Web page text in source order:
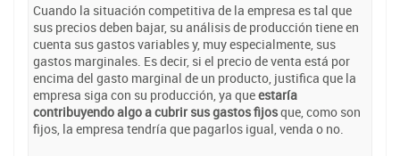
Cuando la situación competitiva de la empresa es tal que
sus precios deben bajar, su análisis de producción tiene en
cuenta sus gastos variables y, muy especialmente, sus
gastos marginales. Es decir, si el precio de venta está por
encima del gasto marginal de un producto, justifica que la
empresa siga con su producción, ya queestaría
contribuyendo algo a cubrir sus gastos fijosque, como son
fijos, la empresa tendría que pagarlos igual, venda o no.